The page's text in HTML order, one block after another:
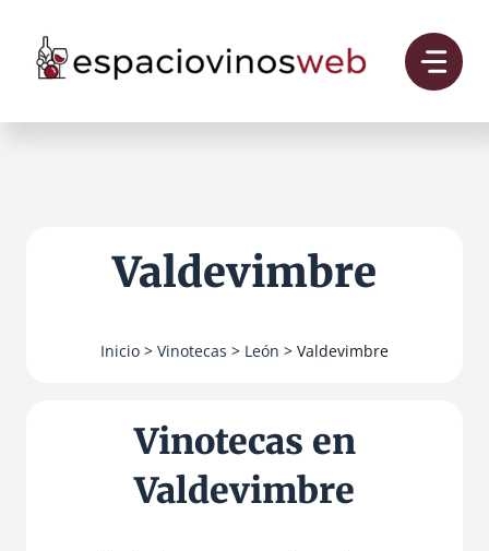
contenido
Valdevimbre
Inicio > Vinotecas > León > Valdevimbre
Vinotecas en
Valdevimbre